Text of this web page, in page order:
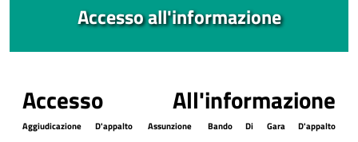
Accesso all'informazione
Accesso All'informazione
Aggiudicazione D'appalto Assunzione
Bando Di Gara D'appalto